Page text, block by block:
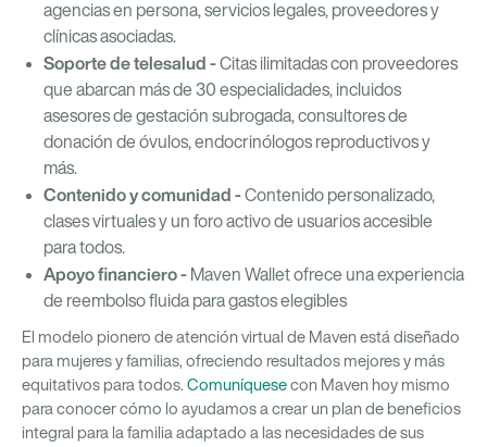
agencias en persona, servicios legales, proveedores y
clínicas asociadas.
Soporte de telesalud -Citas ilimitadas con proveedores
que abarcan más de 30 especialidades, incluidos
asesores de gestación subrogada, consultores de
donación de óvulos, endocrinólogos reproductivos y
más.
Contenido y comunidad -Contenido personalizado,
clases virtuales y un foro activo de usuarios accesible
para todos.
Apoyo financiero - Maven Wallet ofrece una experiencia
de reembolso fluida para gastos elegibles
El modelo pionero de atención virtual de Maven está diseñado
para mujeres y familias, ofreciendo resultados mejores y más
equitativos para todos. Comuníquesecon Maven hoy mismo
para conocer cómo lo ayudamos a crear un plan de beneficios
integral para la familia adaptado a las necesidades de sus